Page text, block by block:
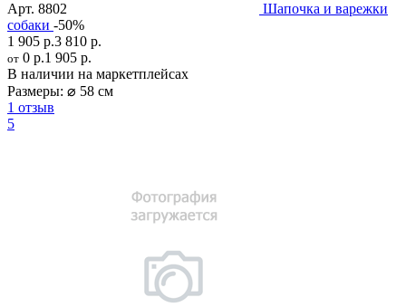
Арт. 8802
Шапочка и варежки
собаки -50%
1 905 р.3 810 р.
от 0 р.1 905 р.
В наличии на маркетплейсах
Размеры: ⌀ 58 см
1 отзыв
5